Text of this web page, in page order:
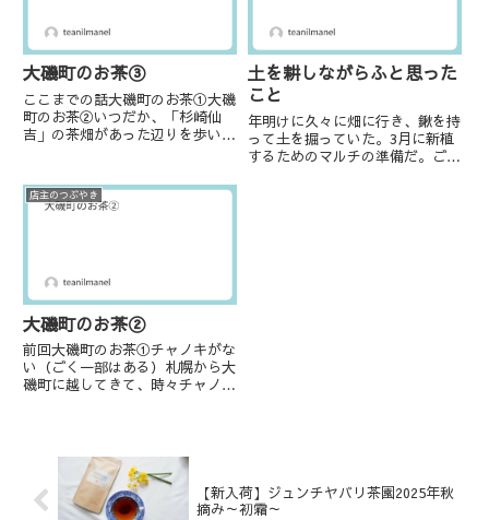
大磯町のお茶③
ここまでの話大磯町のお茶①大磯
町のお茶②いつだか、「杉崎仙
吉」の茶畑があった辺りを歩いて
という。住職の子供時分、近くで
お茶を作っていた？販売してい
土を耕しながらふと思った
こと
年明けに久々に畑に行き、鍬を持
って土を掘っていた。3月に新植
するためのマルチの準備だ。ご存
店主のつぶやき
大磯町のお茶②
前回大磯町のお茶①チャノキがな
い（ごく一部はある）札幌から大
磯町に越してきて、時々チャノキ
くなった。茶処では面白くもなん
でもない風景だろうが、チャノキ
に...
【新入荷】ジュンチヤバリ茶園2025年秋
摘み～初霜～